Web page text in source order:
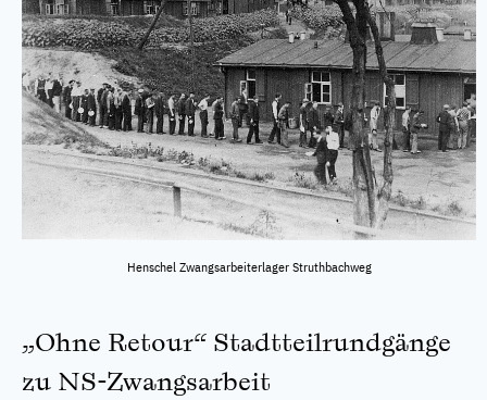
Henschel Zwangsarbeiterlager Struthbachweg
„Ohne Retour“ Stadtteilrundgänge
zu NS-Zwangsarbeit